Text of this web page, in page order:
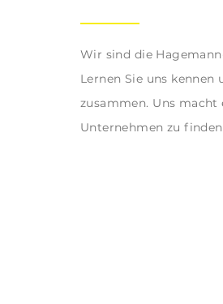
Wir sind die
Lernen Sie uns
zusammen. Uns macht
Unternehmen zu